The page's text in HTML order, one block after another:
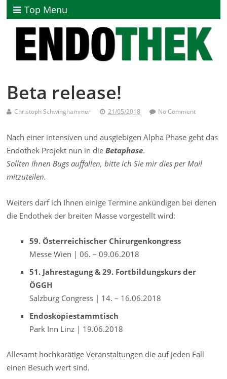
Top Menu
Beta release!
Christoph Schwinghammer 21/05/2018 No Comment
Nach einer intensiven und ausgiebigen Alpha Phase geht das
Endothek Projekt nun in dieBetaphase.
Sollten Ihnen Bugs auffallen, bitte ich Sie mir dies per Mail
mitzuteilen.
Weiters darf ich Ihnen einige Termine ankündigen bei denen
die Endothek der breiten Masse vorgestellt wird:
59. Österreichischer Chirurgenkongress
Messe Wien | 06. – 09.06.2018
51. Jahrestagung & 29. Fortbildungskurs der
ÖGGH
Salzburg Congress | 14. – 16.06.2018
Endoskopiestammtisch
Park Inn Linz | 19.06.2018
Allesamt hochkarätige Veranstaltungen die auf jeden Fall
einen Besuch wert sind.